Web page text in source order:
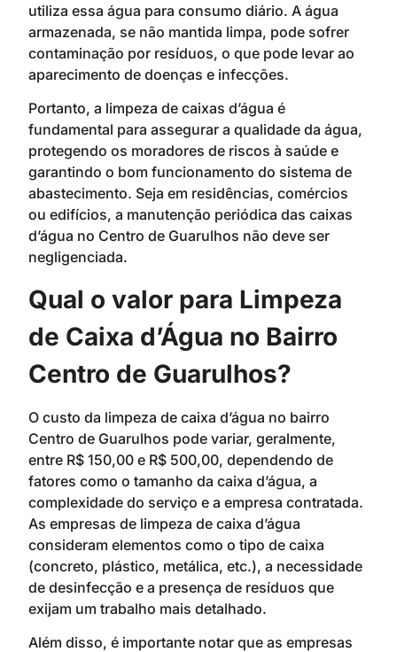
utiliza essa água para consumo diário. A água
armazenada, se não mantida limpa, pode sofrer
contaminação por resíduos, o que pode levar ao
aparecimento de doenças e infecções.
Portanto, a limpeza de caixas d’água é
fundamental para assegurar a qualidade da água,
protegendo os moradores de riscos à saúde e
garantindo o bom funcionamento do sistema de
abastecimento. Seja em residências, comércios
ou edifícios, a manutenção periódica das caixas
d’água no Centro de Guarulhos não deve ser
negligenciada.
Qual o valor para Limpeza
de Caixa d’Água no Bairro
Centro de Guarulhos?
O custo da limpeza de caixa d’água no bairro
Centro de Guarulhos pode variar, geralmente,
entre R$ 150,00 e R$ 500,00, dependendo de
fatores como o tamanho da caixa d’água, a
complexidade do serviço e a empresa contratada.
As empresas de limpeza de caixa d’água
consideram elementos como o tipo de caixa
(concreto, plástico, metálica, etc.), a necessidade
de desinfecção e a presença de resíduos que
exijam um trabalho mais detalhado.
Além disso, é importante notar que as empresas